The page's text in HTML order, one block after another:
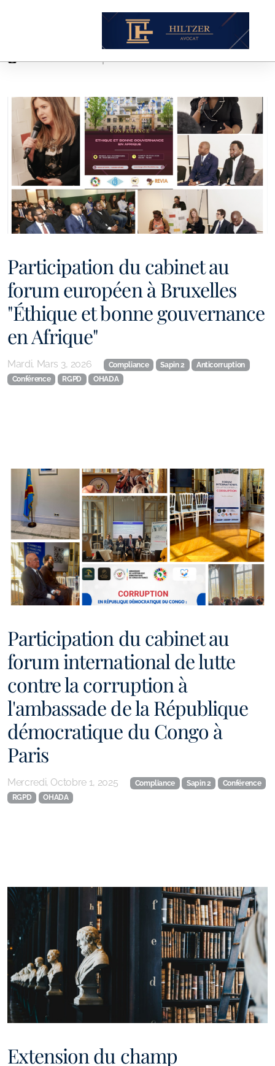
Participation du cabinet au
forum européen à Bruxelles
"Éthique et bonne gouvernance
en Afrique"
Mardi, Mars 3, 2026 Compliance Sapin 2
Anticorruption
Conférence
RGPD OHADA
Participation du cabinet au
forum international de lutte
contre la corruption à
l'ambassade de la République
démocratique du Congo à
Paris
Mercredi, Octobre 1, 2025 Compliance Sapin 2
Conférence
RGPD
OHADA
Extension du champ